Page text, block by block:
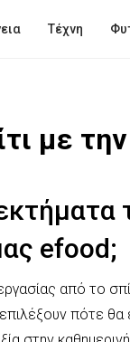
Τέχνη
με
efood;
από το
πότε